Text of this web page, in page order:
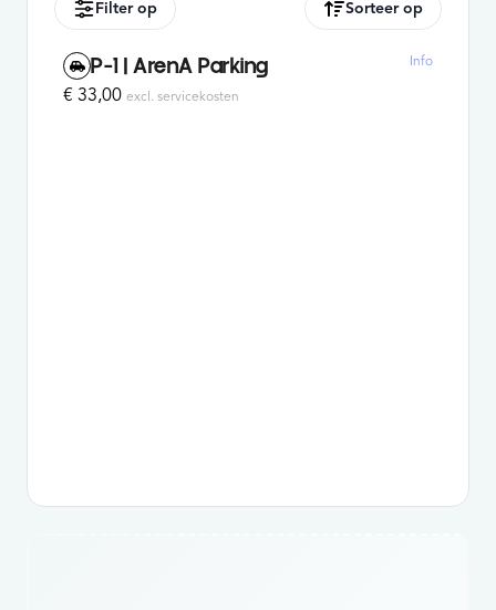
Filter op Sorteer op
P-1 | ArenA Parking
€ 33,00 excl. servicekosten
Info